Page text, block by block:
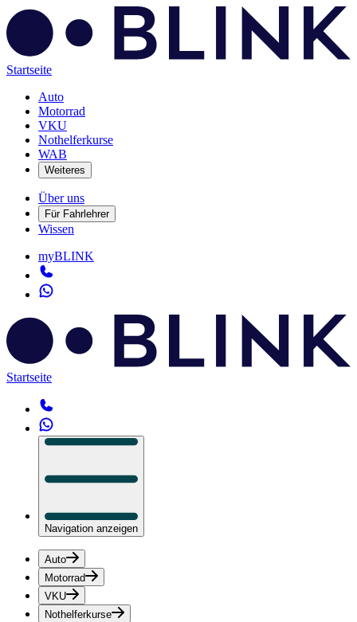
Startseite
Auto
Motorrad
VKU
Nothelferkurse
WAB
Weiteres
Über uns
Für Fahrlehrer
Wissen
myBLINK
Startseite
Navigation anzeigen
Auto
Motorrad
VKU
Nothelferkurse